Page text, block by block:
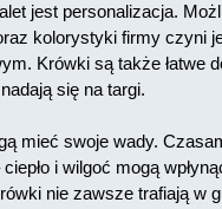
jest personalizacja.
kolorystyki firmy czyni
Krówki są także łatwe
się na targi.
mieć swoje wady.
i wilgoć mogą
nie zawsze trafiają w